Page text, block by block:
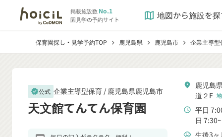
掲載施設数No.1
園見学の予約サイト map 地図から施設を
保育園探し・見学予約TOP chevron_right 鹿児島県 chevron_right 鹿児島市 chevron_right 企業主導型
verified公式 企業主導型保育 / 鹿児島県鹿児島市
天文館てんてん保育園
location_on
鹿児島
道２F
schedule 平日
日
child_care 生後3